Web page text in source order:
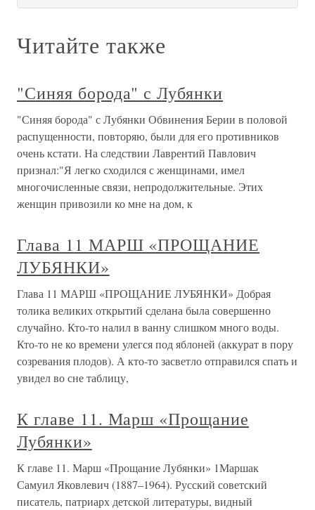
Читайте также
"Синяя борода" с Лубянки
"Синяя борода" с Лубянки Обвинения Берии в половой
распущенности, повторяю, были для его противников
очень кстати. На следствии Лаврентий Павлович
признал:"Я легко сходился с женщинами, имел
многочисленные связи, непродолжительные. Этих
женщин привозили ко мне на дом, к
Глава 11 МАРШ «ПРОЩАНИЕ
ЛУБЯНКИ»
Глава 11 МАРШ «ПРОЩАНИЕ ЛУБЯНКИ» Добрая
толика великих открытий сделана была совершенно
случайно. Кто-то налил в ванну слишком много воды.
Кто-то не ко времени улегся под яблоней (аккурат в пору
созревания плодов). А кто-то засветло отправился спать и
увидел во сне таблицу,
К главе 11. Марш «Прощание
Лубянки»
К главе 11. Марш «Прощание Лубянки» 1Маршак
Самуил Яковлевич (1887–1964). Русский советский
писатель, патриарх детской литературы, видный